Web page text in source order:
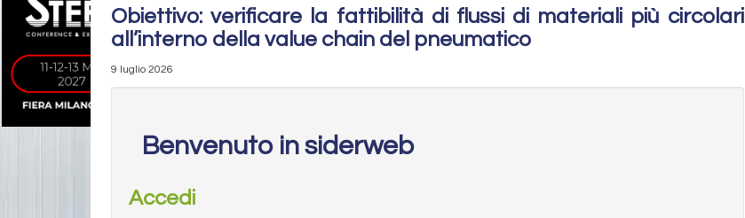
Obiettivo: verificare la fattibilità di flussi di materiali più circolari
all’interno della value chain del pneumatico
9 luglio 2026
Benvenuto in siderweb
Accedi